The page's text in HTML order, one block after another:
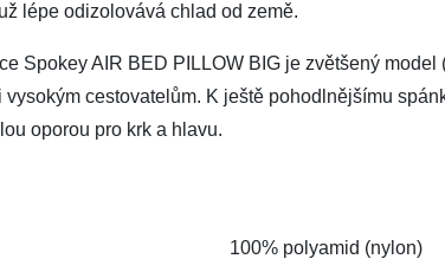
lépe odizolovává chlad od země.
Spokey AIR BED PILLOW BIG je zvětšený
vysokým cestovatelům. K ještě pohodlnějšímu
oporou pro krk a hlavu.
100% polyamid (nylon)